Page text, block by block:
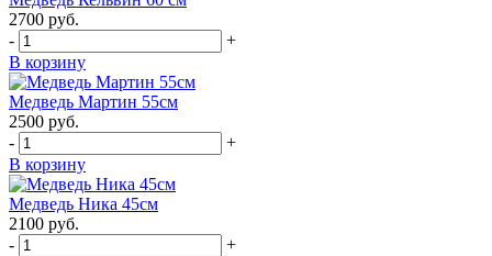
2700 руб.
-
+
В корзину
Медведь Мартин 55см
2500 руб.
-
+
В корзину
Медведь Ника 45см
2100 руб.
-
+